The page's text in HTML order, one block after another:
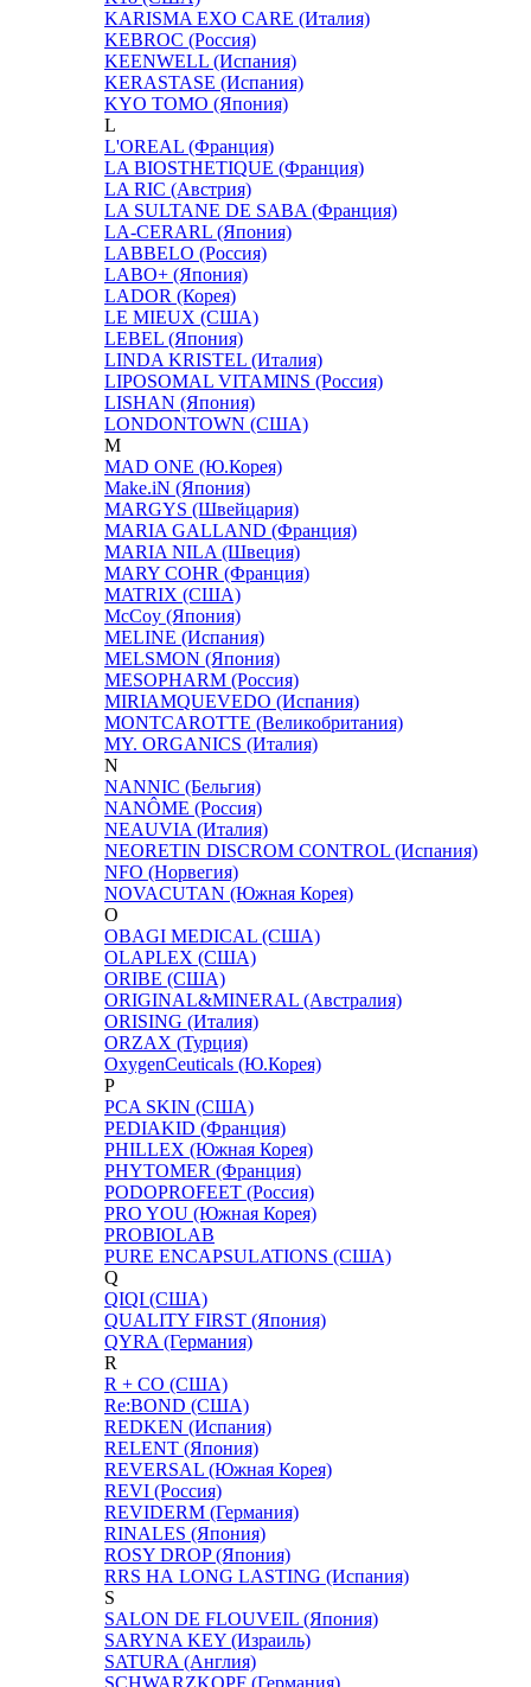
KARISMA EXO CARE (Италия)
KEBROC (Россия)
KEENWELL (Испания)
KERASTASE (Испания)
KYO TOMO (Япония)
L
L'OREAL (Франция)
LA BIOSTHETIQUE (Франция)
LA RIC (Австрия)
LA SULTANE DE SABA (Франция)
LA-CERARL (Япония)
LABBELO (Россия)
LABO+ (Япония)
LADOR (Корея)
LE MIEUX (США)
LEBEL (Япония)
LINDA KRISTEL (Италия)
LIPOSOMAL VITAMINS (Россия)
LISHAN (Япония)
LONDONTOWN (США)
M
MAD ONE (Ю.Корея)
Make.iN (Япония)
MARGYS (Швейцария)
MARIA GALLAND (Франция)
MARIA NILA (Швеция)
MARY COHR (Франция)
MATRIX (США)
McCoy (Япония)
MELINE (Испания)
MELSMON (Япония)
MESOPHARM (Россия)
MIRIAMQUEVEDO (Испания)
MONTCAROTTE (Великобритания)
MY. ORGANICS (Италия)
N
NANNIC (Бельгия)
NANÔME (Россия)
NEAUVIA (Италия)
NEORETIN DISCROM CONTROL (Испания)
NFO (Норвегия)
NOVACUTAN (Южная Корея)
O
OBAGI MEDICAL (США)
OLAPLEX (США)
ORIBE (США)
ORIGINAL&MINERAL (Австралия)
ORISING (Италия)
ORZAX (Турция)
OxygenCeuticals (Ю.Корея)
P
PCA SKIN (США)
PEDIAKID (Франция)
PHILLEX (Южная Корея)
PHYTOMER (Франция)
PODOPROFEET (Россия)
PRO YOU (Южная Корея)
PROBIOLAB
PURE ENCAPSULATIONS (США)
Q
QIQI (США)
QUALITY FIRST (Япония)
QYRA (Германия)
R
R + CO (США)
Re:BOND (США)
REDKEN (Испания)
RELENT (Япония)
REVERSAL (Южная Корея)
REVI (Россия)
REVIDERM (Германия)
RINALES (Япония)
ROSY DROP (Япония)
RRS НА LONG LASTING (Испания)
S
SALON DE FLOUVEIL (Япония)
SARYNA KEY (Израиль)
SATURA (Англия)
SCHWARZKOPF (Германия)